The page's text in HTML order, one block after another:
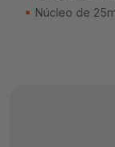
Núcleo de